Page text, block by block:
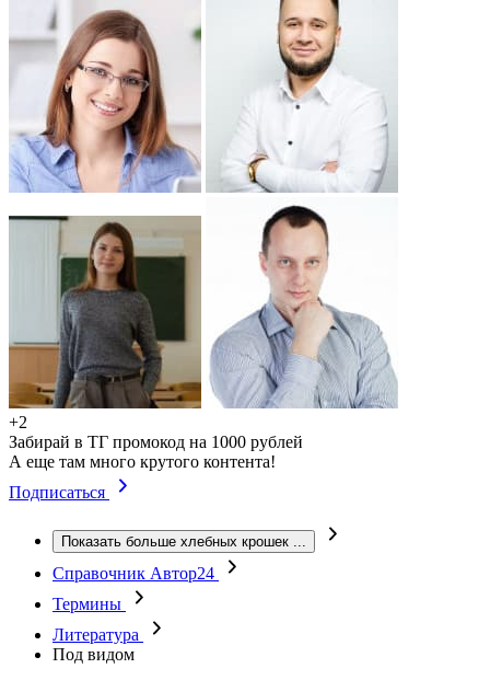
+2
Забирай в ТГ промокод на 1000 рублей
А еще там много крутого контента!
Подписаться
Показать больше хлебных крошек ...
Справочник Автор24
Термины
Литература
Под видом